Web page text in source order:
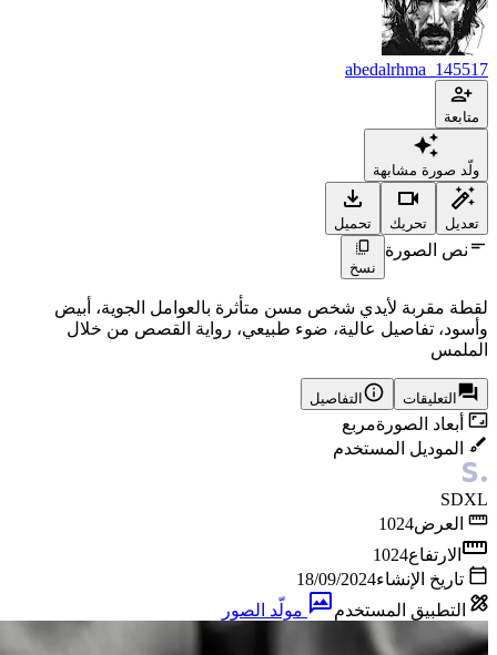
abedalrhma_145517
متابعة
ولّد صورة مشابهة
تعديل تحريك تحميل
نص الصورة
نسخ
لقطة مقربة لأيدي شخص مسن متأثرة بالعوامل الجوية، أبيض
وأسود، تفاصيل عالية، ضوء طبيعي، رواية القصص من خلال
الملمس
التعليقات التفاصيل
أبعاد الصورةمربع
الموديل المستخدم
SDXL
العرض1024
الارتفاع1024
تاريخ الإنشاء18/09/2024
التطبيق المستخدم
مولّد الصور